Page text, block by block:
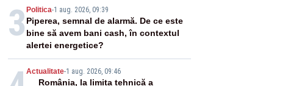
3 Politica-1 aug. 2026, 09:39
Piperea, semnal de alarmă. De ce este
bine să avem bani cash, în contextul
alertei energetice?
Actualitate-1 aug. 2026, 09:46
România, la limita tehnică a